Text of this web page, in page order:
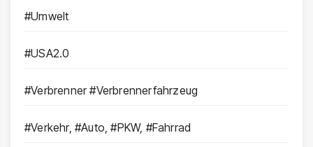
#Umwelt
#USA2.0
#Verbrenner #Verbrennerfahrzeug
#Verkehr, #Auto, #PKW, #Fahrrad